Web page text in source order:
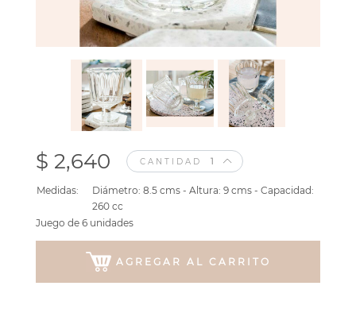
$ 2,640 CANTIDAD
Medidas:
Diámetro: 8.5 cms - Altura: 9 cms - Capacidad:
260 cc
Juego de 6 unidades
AGREGAR AL CARRITO